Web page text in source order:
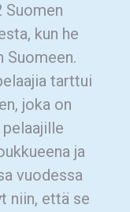
Suomen
kun he
tarttui
joka on
ja
vuodessa
niin, että se